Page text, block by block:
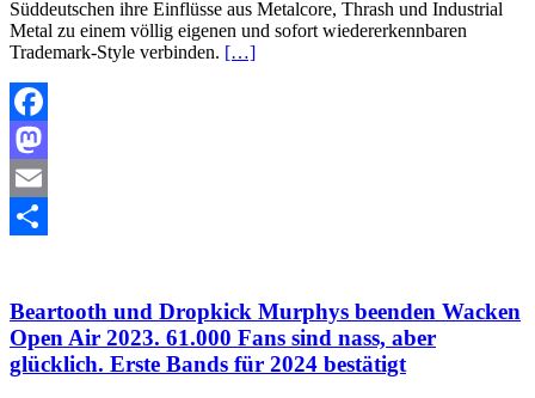
Süddeutschen ihre Einflüsse aus Metalcore, Thrash und Industrial
Metal zu einem völlig eigenen und sofort wiedererkennbaren
Trademark-Style verbinden. […]
Facebook
Mastodon
Email
Beartooth und Dropkick Murphys beenden Wacken
Open Air 2023. 61.000 Fans sind nass, aber
glücklich. Erste Bands für 2024 bestätigt